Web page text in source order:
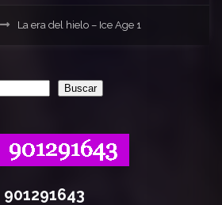
La era del hielo – Ice Age 1
Buscar
901291643